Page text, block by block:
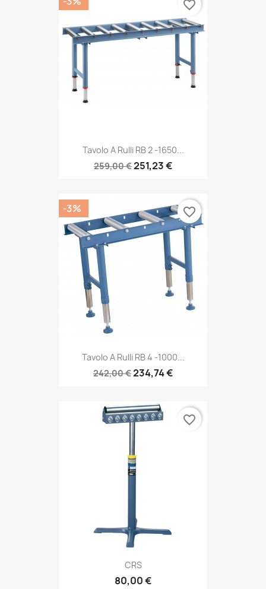
Tavolo A Rulli RB 2 -1650...
259,00 €251,23 €
favorite_border
Tavolo A Rulli RB 4 -1000...
242,00 €234,74 €
-3% favorite_border
CRS
80,00 €
favorite_border